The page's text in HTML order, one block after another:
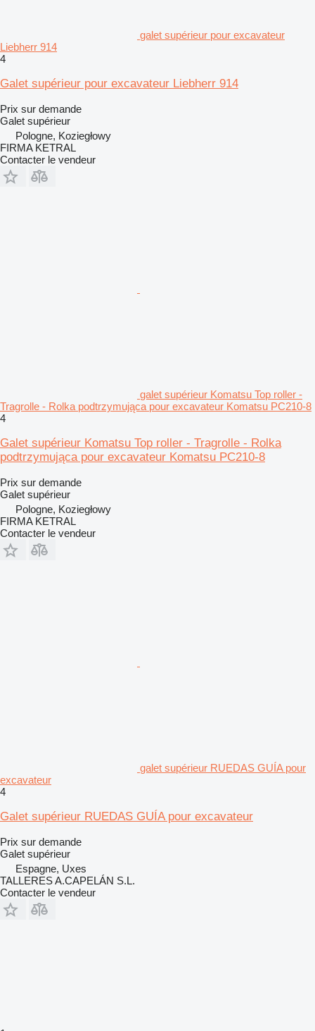
galet supérieur pour excavateur
Liebherr 914
4
Galet supérieur pour excavateur Liebherr 914
Prix sur demande
Galet supérieur
Pologne, Koziegłowy
FIRMA KETRAL
Contacter le vendeur
galet supérieur Komatsu Top roller -
Tragrolle - Rolka podtrzymująca pour excavateur Komatsu PC210-8
4
Galet supérieur Komatsu Top roller - Tragrolle - Rolka
podtrzymująca pour excavateur Komatsu PC210-8
Prix sur demande
Galet supérieur
Pologne, Koziegłowy
FIRMA KETRAL
Contacter le vendeur
galet supérieur RUEDAS GUÍA pour
excavateur
4
Galet supérieur RUEDAS GUÍA pour excavateur
Prix sur demande
Galet supérieur
Espagne, Uxes
TALLERES A.CAPELÁN S.L.
Contacter le vendeur